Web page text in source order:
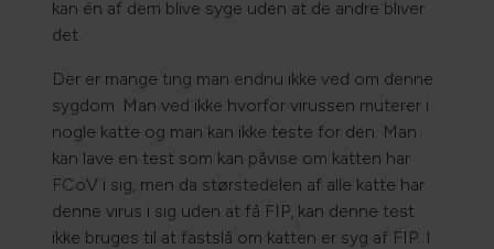
kan én af dem blive syge uden at de andre bliver
det.
Der er mange ting man endnu ikke ved om denne
sygdom. Man ved ikke hvorfor virussen muterer i
nogle katte og man kan ikke teste for den. Man
kan lave en test som kan påvise om katten har
FCoV i sig, men da størstedelen af alle katte har
denne virus i sig uden at få FIP, kan denne test
ikke bruges til at fastslå om katten er syg af FIP. I